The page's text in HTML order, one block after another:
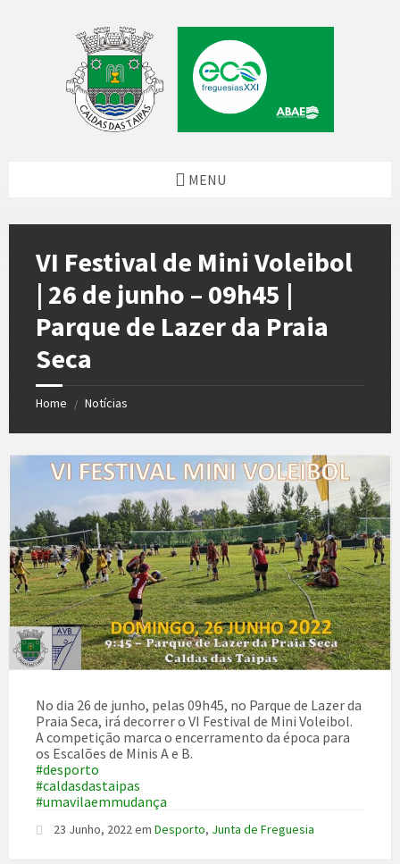
MENU
VI Festival de Mini Voleibol
| 26 de junho – 09h45 |
Parque de Lazer da Praia
Seca
Home / Notícias
No dia 26 de junho, pelas 09h45, no Parque de Lazer da
Praia Seca, irá decorrer o VI Festival de Mini Voleibol.
A competição marca o encerramento da época para
os Escalões de Minis A e B.
#desporto
#caldasdastaipas
#umavilaemmudança
23 Junho, 2022em Desporto, Junta de Freguesia